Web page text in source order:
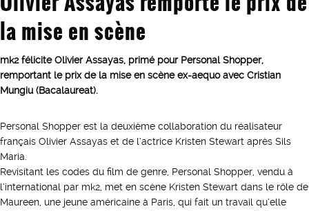
la mise en scène
mk2 félicite Olivier Assayas, primé pour Personal Shopper,
remportant le prix de la mise en scène ex-aequo avec Cristian
Mungiu (Bacalaureat).
Personal Shopper est la deuxième collaboration du réalisateur
français Olivier Assayas et de l’actrice Kristen Stewart après Sils
Maria.
Revisitant les codes du film de genre, Personal Shopper, vendu à
l’international par mk2, met en scène Kristen Stewart dans le rôle de
Maureen, une jeune américaine à Paris, qui fait un travail qu’elle